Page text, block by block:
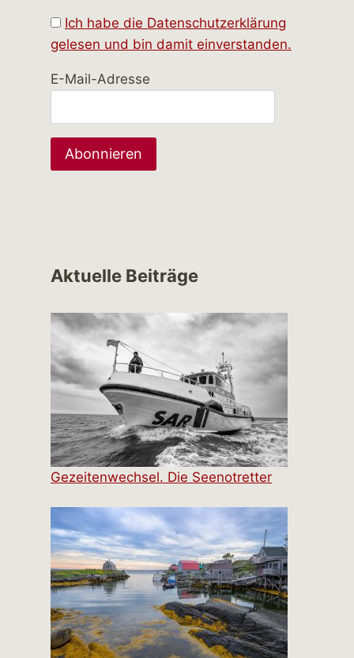
Ich habe die Datenschutzerklärung
gelesen und bin damit einverstanden.
E-Mail-Adresse
Aktuelle Beiträge
Gezeitenwechsel. Die Seenotretter